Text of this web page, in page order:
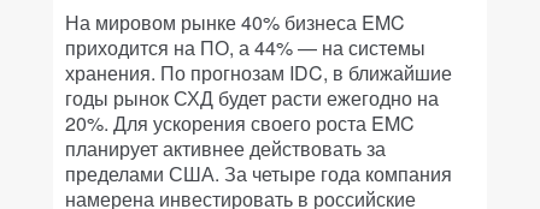
На мировом рынке 40% бизнеса EMC
приходится на ПО, а 44% — на системы
хранения. По прогнозам IDC, в ближайшие
годы рынок СХД будет расти ежегодно на
20%. Для ускорения своего роста EMC
планирует активнее действовать за
пределами США. За четыре года компания
намерена инвестировать в российские